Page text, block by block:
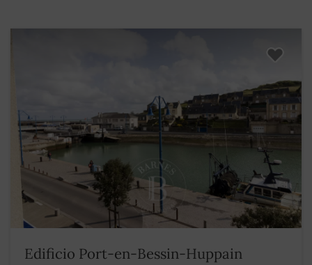
Edificio Port-en-Bessin-Huppain